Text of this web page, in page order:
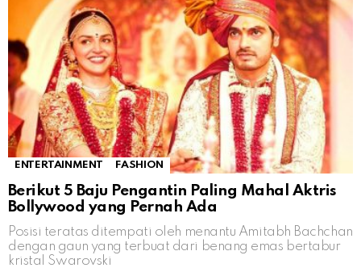
ENTERTAINMENT FASHION
Berikut 5 Baju Pengantin Paling Mahal Aktris
Bollywood yang Pernah Ada
Posisi teratas ditempati oleh menantu Amitabh Bachchan
dengan gaun yang terbuat dari benang emas bertabur
kristal Swarovski